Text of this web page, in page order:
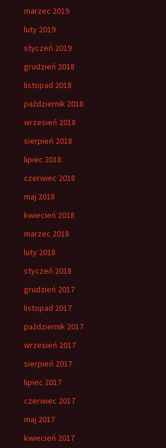
marzec 2019
luty 2019
styczeń 2019
grudzień 2018
listopad 2018
październik 2018
wrzesień 2018
sierpień 2018
lipiec 2018
czerwiec 2018
maj 2018
kwiecień 2018
marzec 2018
luty 2018
styczeń 2018
grudzień 2017
listopad 2017
październik 2017
wrzesień 2017
sierpień 2017
lipiec 2017
czerwiec 2017
maj 2017
kwiecień 2017